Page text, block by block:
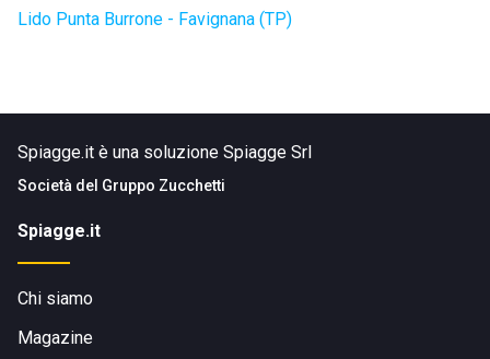
Lido Punta Burrone - Favignana (TP)
Spiagge.it è una soluzione Spiagge Srl
Società del Gruppo Zucchetti
Spiagge.it
Chi siamo
Magazine